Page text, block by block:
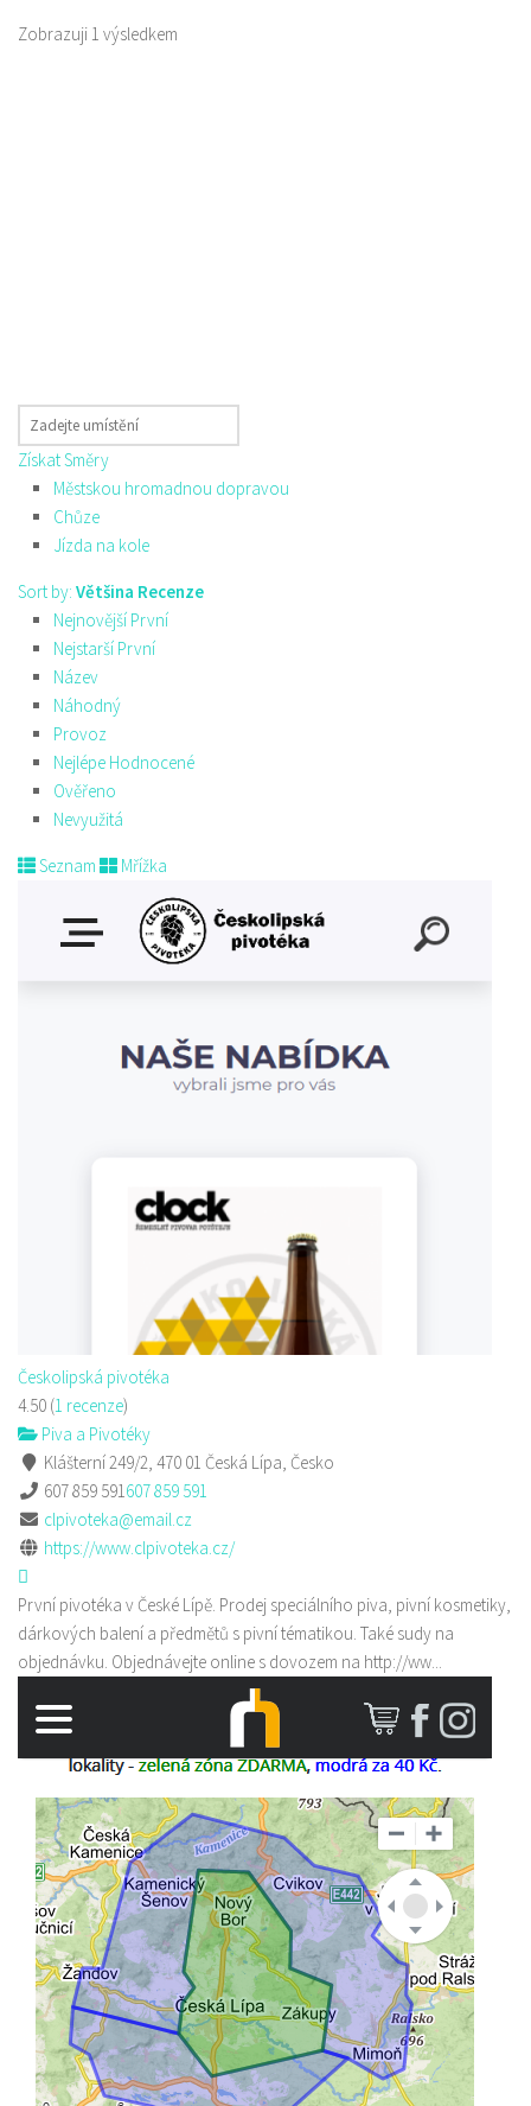
Zobrazuji 1 výsledkem
Získat Směry
Městskou hromadnou dopravou
Chůze
Jízda na kole
Sort by: Většina Recenze
Nejnovější První
Nejstarší První
Název
Náhodný
Provoz
Nejlépe Hodnocené
Ověřeno
Nevyužitá
Seznam Mřížka
Českolipská pivotéka
4.50 (1 recenze)
Piva a Pivotéky
Klášterní 249/2, 470 01 Česká Lípa, Česko
607 859 591607 859 591
clpivoteka@email.cz
https://www.clpivoteka.cz/
První pivotéka v České Lípě. Prodej speciálního piva, pivní kosmetiky,
dárkových balení a předmětů s pivní tématikou. Také sudy na
objednávku. Objednávejte online s dovozem na http://ww...